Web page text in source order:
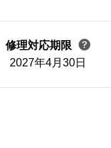
修理対応期限
2027年4月30日